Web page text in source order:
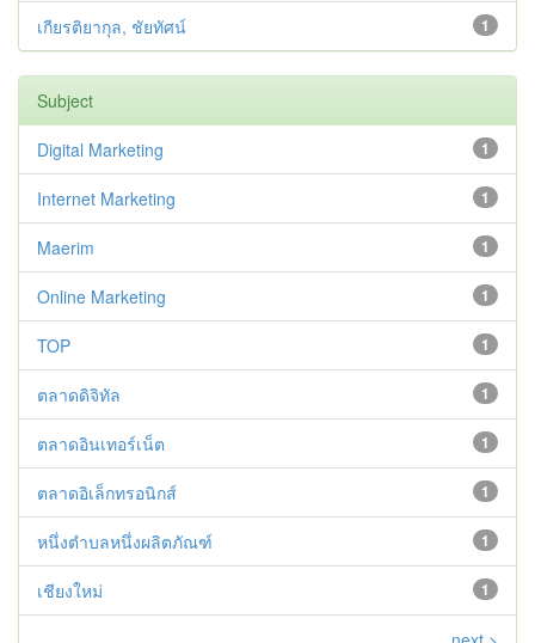
1
เกียรติยากุล, ชัยทัศน์
Subject
1
Digital Marketing
1
Internet Marketing
1
Maerim
1
Online Marketing
1
TOP
1
ตลาดดิจิทัล
1
ตลาดอินเทอร์เน็ต
1
ตลาดอิเล็กทรอนิกส์
1
หนึ่งตำบลหนึ่งผลิตภัณฑ์
1
เชียงใหม่